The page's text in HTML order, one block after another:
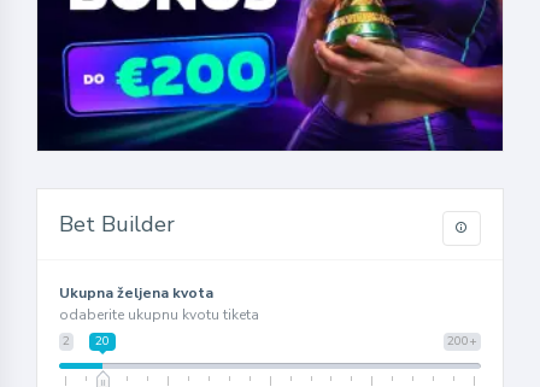
Bet Builder
Ukupna željena kvota
odaberite ukupnu kvotu tiketa
2 200+
20